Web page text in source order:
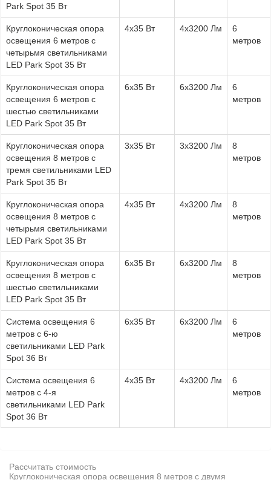
Park Spot 35 Вт
Круглоконическая опора
освещения 6 метров с
четырьмя светильниками
LED Park Spot 35 Вт
4x35 Вт 4х3200 Лм
6
метров
Круглоконическая опора
освещения 6 метров с
шестью светильниками
LED Park Spot 35 Вт
6x35 Вт 6х3200 Лм
6
метров
Круглоконическая опора
освещения 8 метров с
тремя светильниками LED
Park Spot 35 Вт
3x35 Вт 3х3200 Лм
8
метров
Круглоконическая опора
освещения 8 метров с
четырьмя светильниками
LED Park Spot 35 Вт
4x35 Вт 4х3200 Лм
8
метров
Круглоконическая опора
освещения 8 метров с
шестью светильниками
LED Park Spot 35 Вт
6x35 Вт 6х3200 Лм
8
метров
Система освещения 6
метров с 6-ю
светильниками LED Park
Spot 36 Вт
6x35 Вт 6х3200 Лм
6
метров
Система освещения 6
метров с 4-я
светильниками LED Park
Spot 36 Вт
4x35 Вт 4х3200 Лм
6
метров
Рассчитать стоимость
Круглоконическая опора освещения 8 метров с двумя